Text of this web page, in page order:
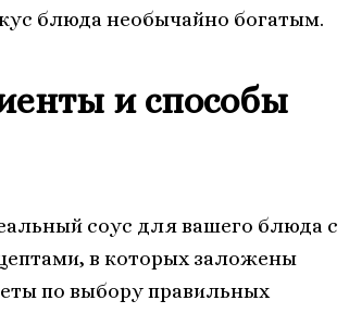
блюда необычайно богатым.
и способы
соус для вашего блюда с
в которых заложены
по выбору правильных